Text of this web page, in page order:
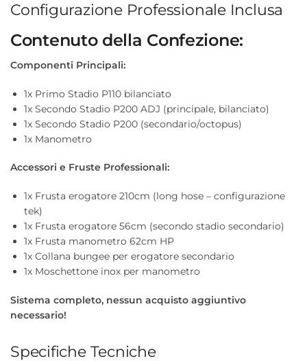
Configurazione Professionale Inclusa
Contenuto della Confezione:
Componenti Principali:
1x Primo Stadio P110 bilanciato
1x Secondo Stadio P200 ADJ (principale, bilanciato)
1x Secondo Stadio P200 (secondario/octopus)
1x Manometro
Accessori e Fruste Professionali:
1x Frusta erogatore 210cm (long hose – configurazione
tek)
1x Frusta erogatore 56cm (secondo stadio secondario)
1x Frusta manometro 62cm HP
1x Collana bungee per erogatore secondario
1x Moschettone inox per manometro
Sistema completo, nessun acquisto aggiuntivo
necessario!
Specifiche Tecniche